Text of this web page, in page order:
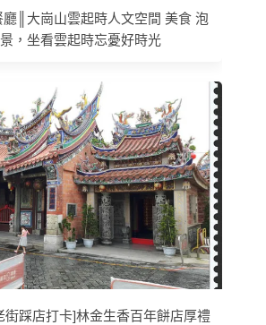
廳║大崗山雲起時人文空間 美食 泡
，坐看雲起時忘憂好時光
街踩店打卡]林金生香百年餅店厚禮